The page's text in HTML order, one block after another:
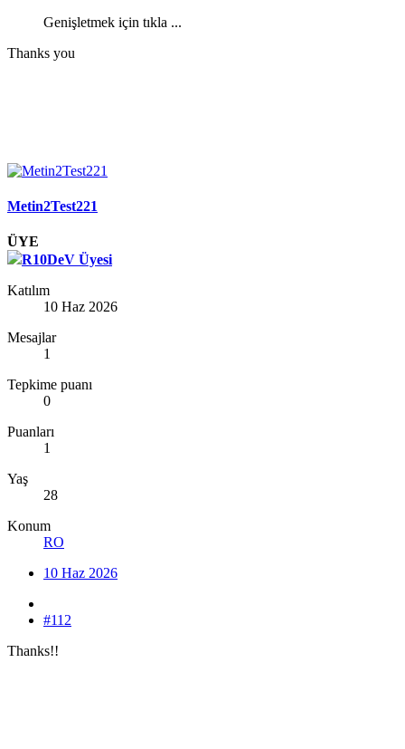
Genişletmek için tıkla ...
Thanks you
Metin2Test221
ÜYE
R10DeV Üyesi
Katılım
10 Haz 2026
Mesajlar
1
Tepkime puanı
0
Puanları
1
Yaş
28
Konum
RO
10 Haz 2026
#112
Thanks!!